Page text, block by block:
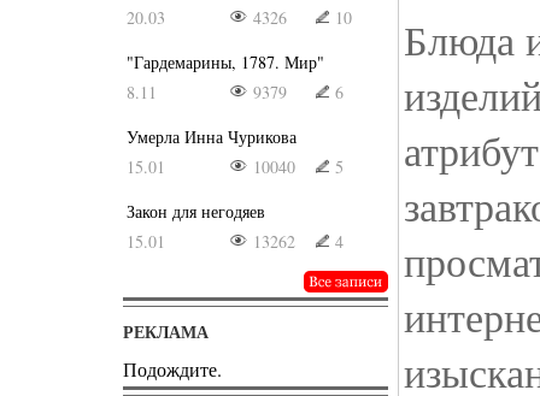
20.03
4326
10
"Гардемарины, 1787. Мир"
8.11
9379
6
Умерла Инна Чурикова
15.01
10040
5
Закон для негодяев
15.01
13262 4
РЕКЛАМА
Подождите.
Блюда